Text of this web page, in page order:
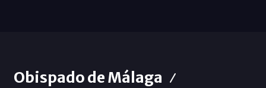
Obispado de Málaga